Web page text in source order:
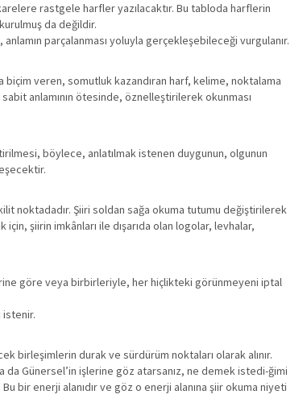
rastgele harfler yazılacaktır. Bu tabloda harflerin
da değildir.
parçalanması yoluyla gerçekleşebileceği vurgulanır.
veren, somutluk kazandıran harf, kelime, noktalama
anlamının ötesinde, öznelleştirilerek okunması
böylece, anlatılmak istenen duygunun, olgunun
noktadadır. Şiiri soldan sağa okuma tutumu değiştirilerek
şiirin imkânları ile dışarıda olan logolar, levhalar,
göre veya birbirleriyle, her hiçlikteki görünmeyeni iptal
istenir.
birleşimlerin durak ve sürdürüm noktaları olarak alınır.
Günersel’in işlerine göz atarsanız, ne demek istedi-ğimi
bir enerji alanıdır ve göz o enerji alanına şiir okuma niyeti